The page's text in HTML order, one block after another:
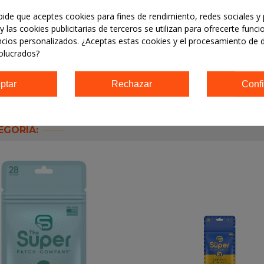
de astrágalo, citrato de sodio, heptil glucósido, perfume,
extracto de Haematococcus pluvialis*, ácido fítico, linalol,
los ojos. En caso de contacto con los ojos, enjuagar bien con
que aceptes cookies para fines de rendimiento, redes sociales y
las cookies publicitarias de terceros se utilizan para ofrecerte
personalizados. ¿Aceptas estas cookies y el procesamiento de
Rechazar